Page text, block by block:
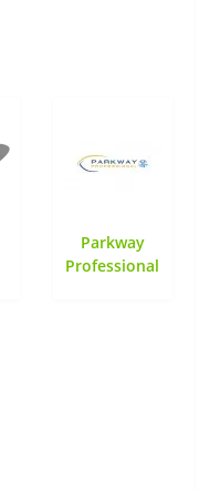
Parkway
Professional